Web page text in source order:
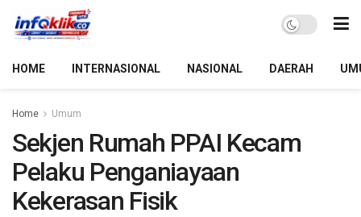
HOME INTERNASIONAL NASIONAL DAERAH
Home Umum
Sekjen Rumah PPAI Kecam
Pelaku Penganiayaan
Kekerasan Fisik